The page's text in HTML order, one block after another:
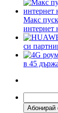
Макс
интернет
си
в 45